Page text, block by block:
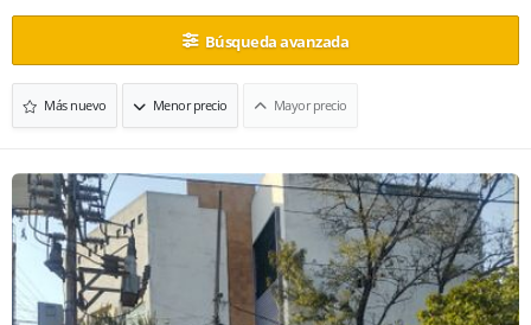
Búsqueda avanzada
Más nuevo Menor precio Mayor precio